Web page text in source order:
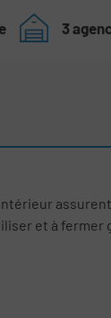
3
et à fermer